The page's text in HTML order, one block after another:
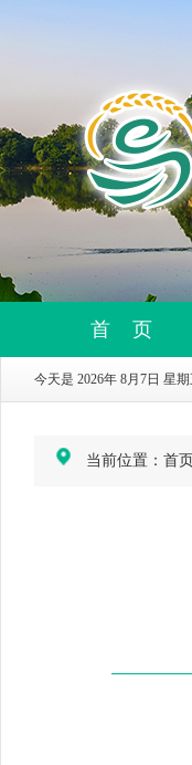
首 页
今天是 2026年 8月7日 星期
当前位置： 首页